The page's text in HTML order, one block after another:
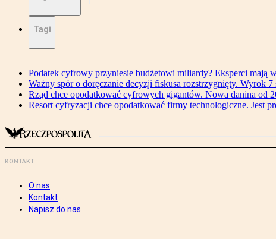
Tagi
Podatek cyfrowy przyniesie budżetowi miliardy? Eksperci mają
Ważny spór o doręczanie decyzji fiskusa rozstrzygnięty. Wyrok
Rząd chce opodatkować cyfrowych gigantów. Nowa danina od
Resort cyfryzacji chce opodatkować firmy technologiczne. Jest
KONTAKT
O nas
Kontakt
Napisz do nas